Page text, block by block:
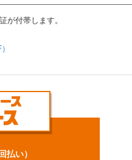
が付帯します。
払い）